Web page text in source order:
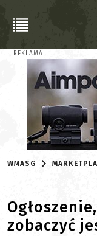
REKLAMA
WMASG
zobaczyć